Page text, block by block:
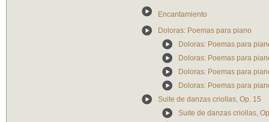
Encantamiento
Doloras: Poemas para piano
Doloras: Poemas para
Doloras: Poemas para
Doloras: Poemas para
Doloras: Poemas para
Suite de danzas criollas, Op. 15
Suite de danzas criollas,